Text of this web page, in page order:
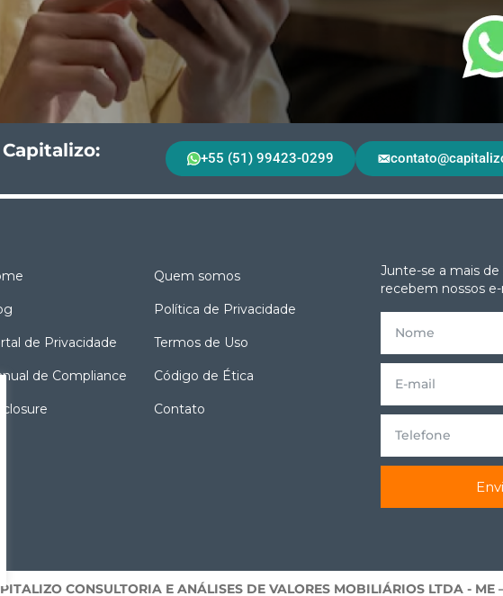
+55 (51) 99423-0299
Quem somos
Política de Privacidade
de Privacidade Termos de Uso
de Compliance Código de Ética
Contato
Junte-se a mais
recebem nossos
CONSULTORIA E ANÁLISES DE VALORES MOBILIÁRIOS LTDA ­- ME